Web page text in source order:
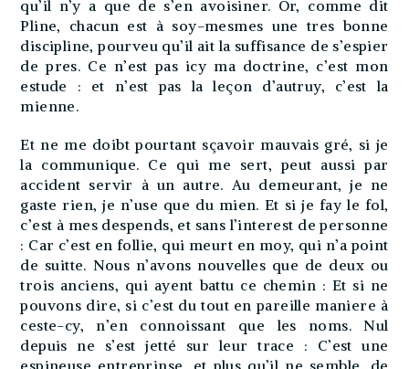
qu’il n’y a que de s’en avoisiner. Or, comme dit
Pline, chacun est à soy-mesmes une tres bonne
discipline, pourveu qu’il ait la suffisance de s’espier
de pres. Ce n’est pas icy ma doctrine, c’est mon
estude : et n’est pas la leçon d’autruy, c’est la
mienne.
Et ne me doibt pourtant sçavoir mauvais gré, si je
la communique. Ce qui me sert, peut aussi par
accident servir à un autre. Au demeurant, je ne
gaste rien, je n’use que du mien. Et si je fay le fol,
c’est à mes despends, et sans l’interest de personne
: Car c’est en follie, qui meurt en moy, qui n’a point
de suitte. Nous n’avons nouvelles que de deux ou
trois anciens, qui ayent battu ce chemin : Et si ne
pouvons dire, si c’est du tout en pareille maniere à
ceste-cy, n’en connoissant que les noms. Nul
depuis ne s’est jetté sur leur trace : C’est une
espineuse entreprinse, et plus qu’il ne semble, de